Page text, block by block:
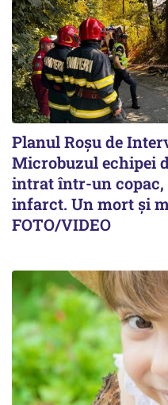
Planul Roşu de
Microbuzul echipei
intrat într-un copac,
infarct. Un mort și
FOTO/VIDEO